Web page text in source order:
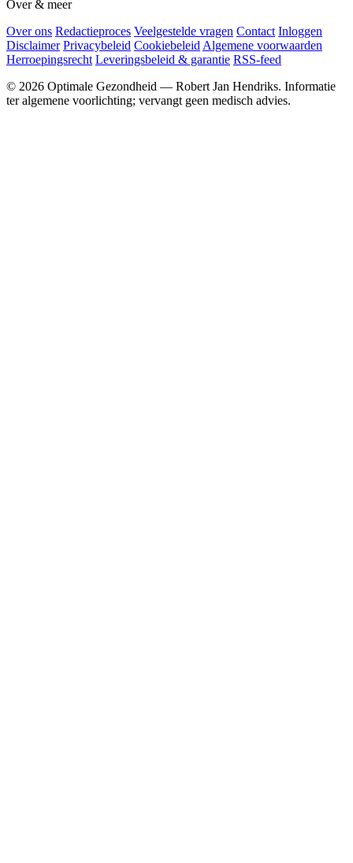
Over & meer
Over ons Redactieproces Veelgestelde vragen Contact Inloggen
Disclaimer Privacybeleid Cookiebeleid Algemene voorwaarden
Herroepingsrecht Leveringsbeleid & garantie RSS-feed
© 2026 Optimale Gezondheid — Robert Jan Hendriks. Informatie
ter algemene voorlichting; vervangt geen medisch advies.